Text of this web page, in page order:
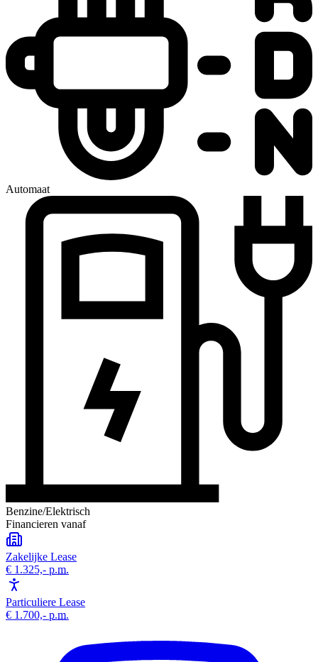
Automaat
Benzine/Elektrisch
Financieren vanaf
Zakelijke Lease
€ 1.325,- p.m.
Particuliere Lease
€ 1.700,- p.m.